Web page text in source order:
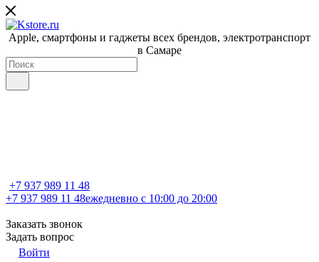
Apple, cмартфоны и гаджеты всех брендов, электротранспорт
в Самаре
+7 937 989 11 48
+7 937 989 11 48ежедневно с 10:00 до 20:00
Заказать звонок
Задать вопрос
Войти